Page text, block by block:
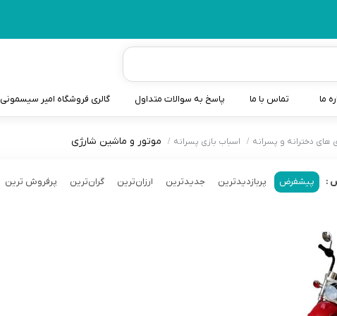
شیردوش
ما تماس با ما پاسخ به سوالات متداول گالری فروشگاه امیر سیسمونی
های دخترانه و پسرانه اسباب بازی پسرانه موتور و ماشین شارژی
: پیشفرض پربازدیدترین جدیدترین ارزان‌ترین گران‌ترین پرفروش ترین